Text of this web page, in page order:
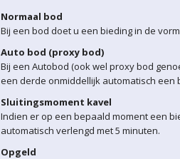
Normaal bod
Bij een bod doet u een bieding in de
Auto bod (proxy bod)
Bij een Autobod (ook wel proxy bod
een derde onmiddellijk automatisch een
Sluitingsmoment kavel
Indien er op een bepaald moment een
automatisch verlengd met 5 minuten.
Opgeld